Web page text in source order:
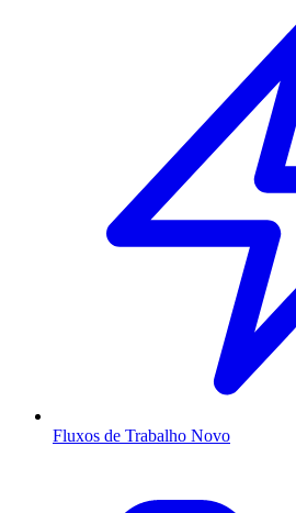
Fluxos de Trabalho Novo